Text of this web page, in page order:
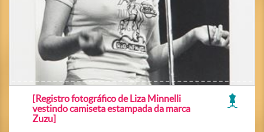
[Registro fotográfico de Liza Minnelli
vestindo camiseta estampada da marca
Zuzu]